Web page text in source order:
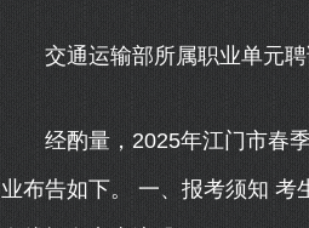
交通运输部所属职业单元聘
经酌量，2025年江门市春季
业布告如下。 一、报考须知 考